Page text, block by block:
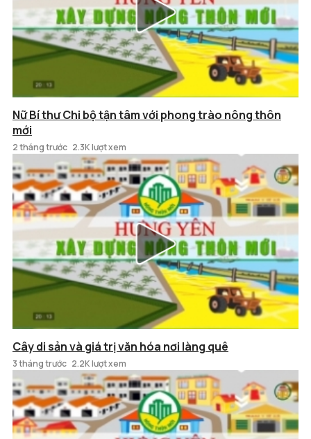
Nữ Bí thư Chi bộ tận tâm với phong trào nông thôn
mới
2 tháng trước 2.3K lượt xem
Cây di sản và giá trị văn hóa nơi làng quê
3 tháng trước 2.2K lượt xem